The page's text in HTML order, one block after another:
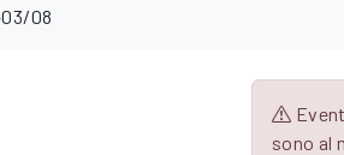
08
sono al